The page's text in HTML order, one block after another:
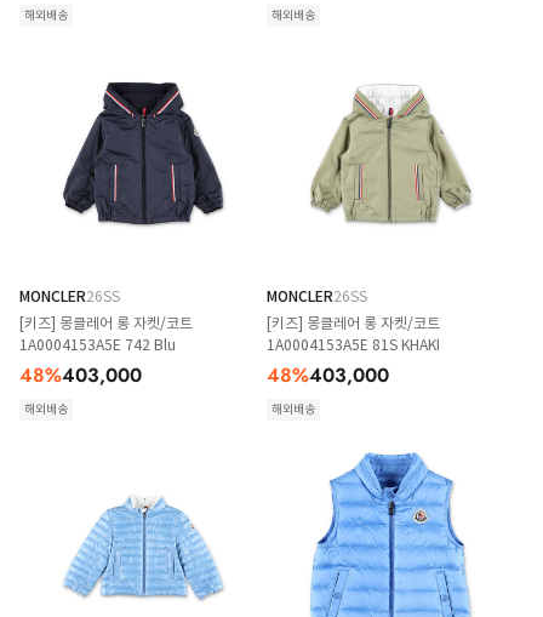
해외배송 해외배송
MONCLER26SS
[키즈] 몽클레어 롱 자켓/코트
1A0004153A5E 742 Blu
48%403,000
해외배송
MONCLER26SS
[키즈] 몽클레어 롱 자켓/코트
1A0004153A5E 81S KHAKI
48%403,000
해외배송